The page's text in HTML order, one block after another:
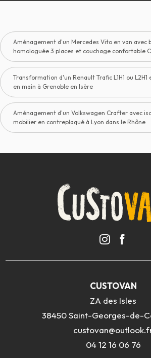
Aménagement d'un Mercedes Vito en van avec
homologuée 3 places et couchage confortable
Transformation d'un Renault Trafic L1H1 ou
en main à Grenoble en Isère
Aménagement d'un Volkswagen Crafter avec
mobilier en contreplaqué à Lyon dans le Rhône
CUSTOVAN
ZA des Isles
38450 Saint-Georges-de-
04 12 16 06 76